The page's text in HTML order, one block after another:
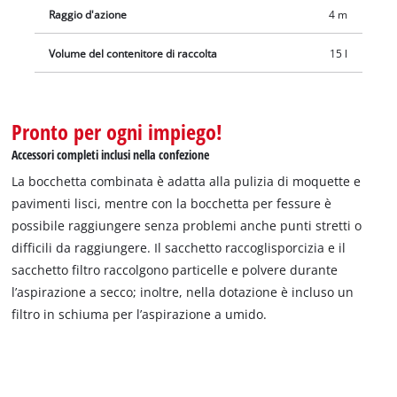
Raggio d'azione 4 m
Volume del contenitore di raccolta 15 l
Pronto per ogni impiego!
Accessori completi inclusi nella confezione
La bocchetta combinata è adatta alla pulizia di moquette e
pavimenti lisci, mentre con la bocchetta per fessure è
possibile raggiungere senza problemi anche punti stretti o
difficili da raggiungere. Il sacchetto raccoglisporcizia e il
sacchetto filtro raccolgono particelle e polvere durante
l’aspirazione a secco; inoltre, nella dotazione è incluso un
filtro in schiuma per l’aspirazione a umido.